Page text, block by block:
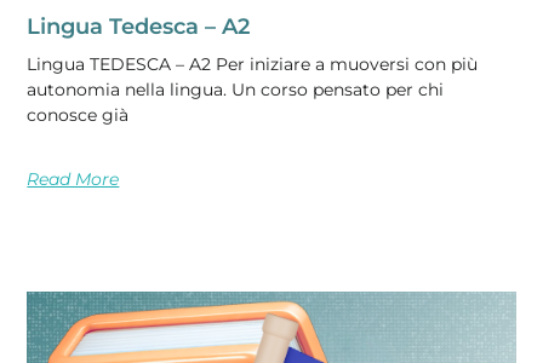
Lingua Tedesca – A2
Lingua TEDESCA – A2 Per iniziare a muoversi con più
autonomia nella lingua. Un corso pensato per chi
conosce già
Read More